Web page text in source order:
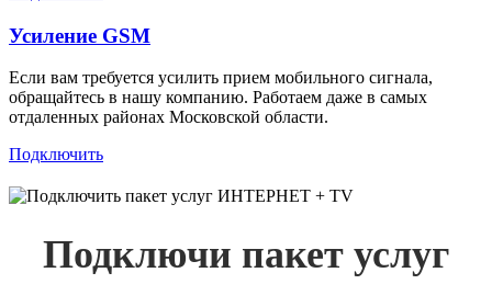
Усиление GSM
Если вам требуется усилить прием мобильного сигнала,
обращайтесь в нашу компанию. Работаем даже в самых
отдаленных районах Московской области.
Подключить
Подключи пакет услуг